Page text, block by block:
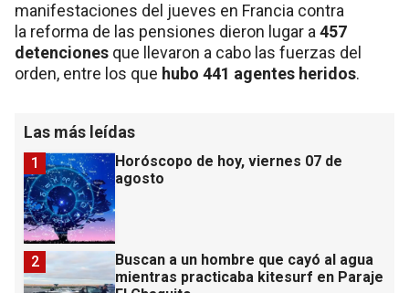
manifestaciones del jueves en Francia contra
la reforma de las pensiones dieron lugar a 457
detenciones que llevaron a cabo las fuerzas del
orden, entre los que hubo 441 agentes heridos.
Las más leídas
Horóscopo de hoy, viernes 07 de
agosto
1
Buscan a un hombre que cayó al agua
mientras practicaba kitesurf en Paraje
2